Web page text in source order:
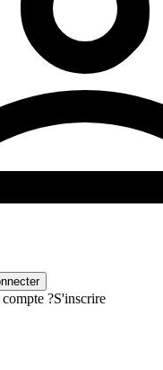
?S'inscrire